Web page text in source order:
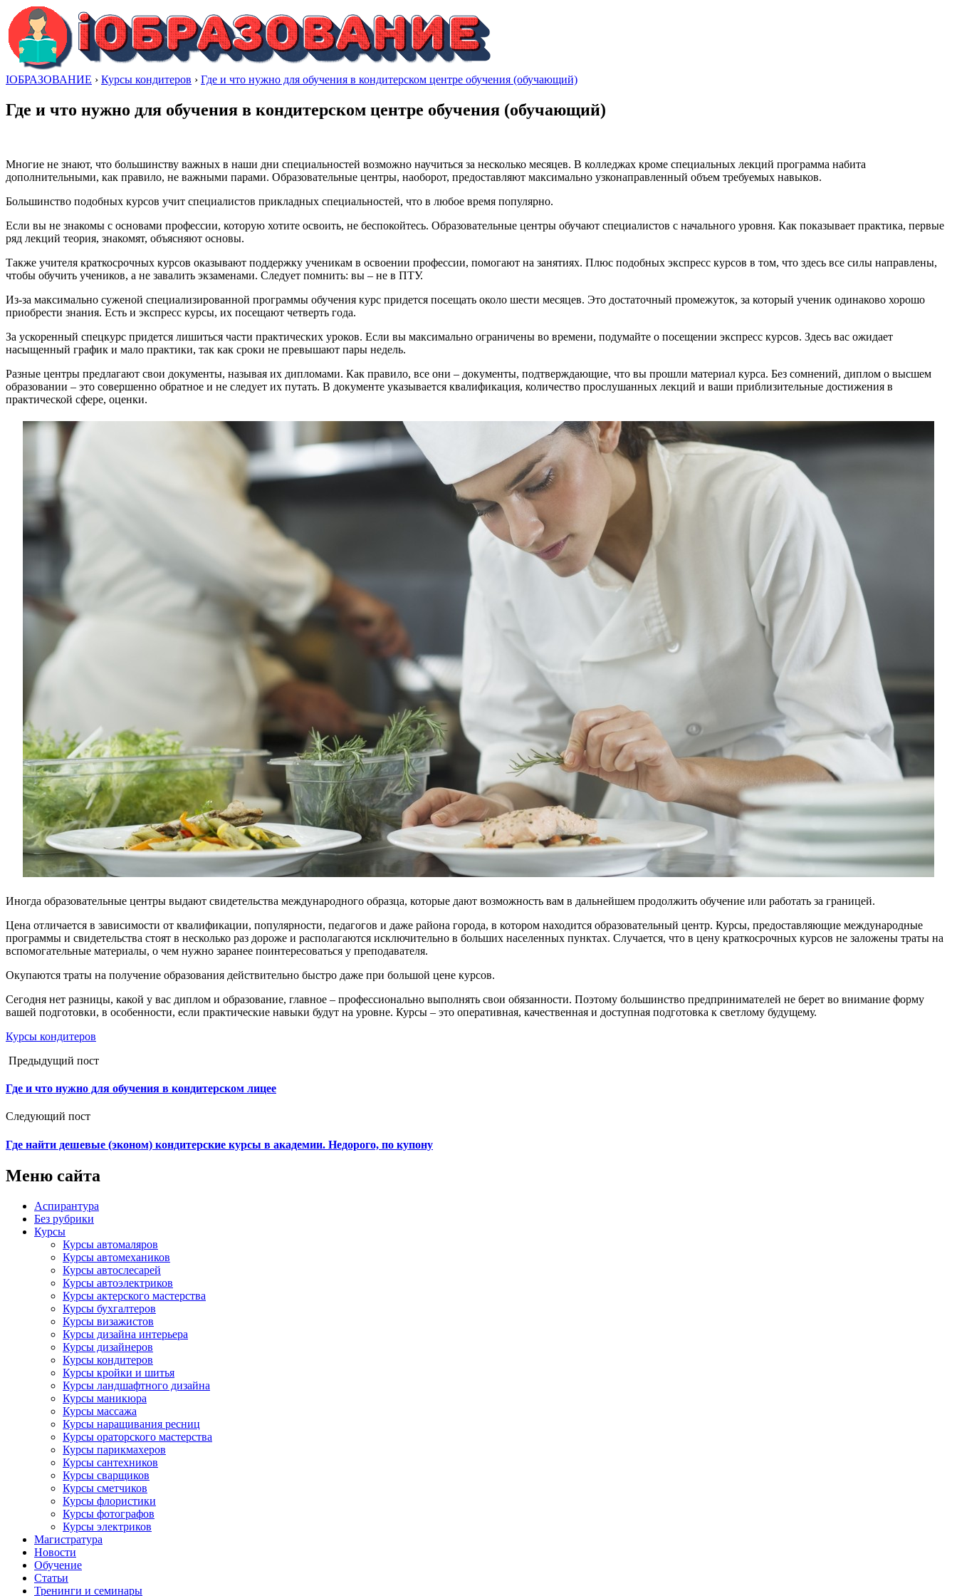
IОБРАЗОВАНИЕ › Курсы кондитеров › Где и что нужно для обучения в кондитерском центре обучения (обучающий)
Где и что нужно для обучения в кондитерском центре обучения (обучающий)
Многие не знают, что большинству важных в наши дни специальностей возможно научиться за несколько месяцев. В колледжах кроме специальных лекций программа набита
дополнительными, как правило, не важными парами. Образовательные центры, наоборот, предоставляют максимально узконаправленный объем требуемых навыков.
Большинство подобных курсов учит специалистов прикладных специальностей, что в любое время популярно.
Если вы не знакомы с основами профессии, которую хотите освоить, не беспокойтесь. Образовательные центры обучают специалистов с начального уровня. Как показывает практика, первые
ряд лекций теория, знакомят, объясняют основы.
Также учителя краткосрочных курсов оказывают поддержку ученикам в освоении профессии, помогают на занятиях. Плюс подобных экспресс курсов в том, что здесь все силы направлены,
чтобы обучить учеников, а не завалить экзаменами. Следует помнить: вы – не в ПТУ.
Из-за максимально суженой специализированной программы обучения курс придется посещать около шести месяцев. Это достаточный промежуток, за который ученик одинаково хорошо
приобрести знания. Есть и экспресс курсы, их посещают четверть года.
За ускоренный спецкурс придется лишиться части практических уроков. Если вы максимально ограничены во времени, подумайте о посещении экспресс курсов. Здесь вас ожидает
насыщенный график и мало практики, так как сроки не превышают пары недель.
Разные центры предлагают свои документы, называя их дипломами. Как правило, все они – документы, подтверждающие, что вы прошли материал курса. Без сомнений, диплом о высшем
образовании – это совершенно обратное и не следует их путать. В документе указывается квалификация, количество прослушанных лекций и ваши приблизительные достижения в
практической сфере, оценки.
Иногда образовательные центры выдают свидетельства международного образца, которые дают возможность вам в дальнейшем продолжить обучение или работать за границей.
Цена отличается в зависимости от квалификации, популярности, педагогов и даже района города, в котором находится образовательный центр. Курсы, предоставляющие международные
программы и свидетельства стоят в несколько раз дороже и располагаются исключительно в больших населенных пунктах. Случается, что в цену краткосрочных курсов не заложены траты на
вспомогательные материалы, о чем нужно заранее поинтересоваться у преподавателя.
Окупаются траты на получение образования действительно быстро даже при большой цене курсов.
Сегодня нет разницы, какой у вас диплом и образование, главное – профессионально выполнять свои обязанности. Поэтому большинство предпринимателей не берет во внимание форму
вашей подготовки, в особенности, если практические навыки будут на уровне. Курсы – это оперативная, качественная и доступная подготовка к светлому будущему.
Курсы кондитеров
Предыдущий пост
Где и что нужно для обучения в кондитерском лицее
Следующий пост
Где найти дешевые (эконом) кондитерские курсы в академии. Недорого, по купону
Меню сайта
Аспирантура
Без рубрики
Курсы
Курсы автомаляров
Курсы автомехаников
Курсы автослесарей
Курсы автоэлектриков
Курсы актерского мастерства
Курсы бухгалтеров
Курсы визажистов
Курсы дизайна интерьера
Курсы дизайнеров
Курсы кондитеров
Курсы кройки и шитья
Курсы ландшафтного дизайна
Курсы маникюра
Курсы массажа
Курсы наращивания ресниц
Курсы ораторского мастерства
Курсы парикмахеров
Курсы сантехников
Курсы сварщиков
Курсы сметчиков
Курсы флористики
Курсы фотографов
Курсы электриков
Магистратура
Новости
Обучение
Статьи
Тренинги и семинары